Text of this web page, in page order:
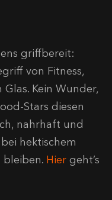
griffbereit:
von Fitness,
Kein Wunder,
Stars diesen
nahrhaft und
hektischem
bleiben. Hier geht’s